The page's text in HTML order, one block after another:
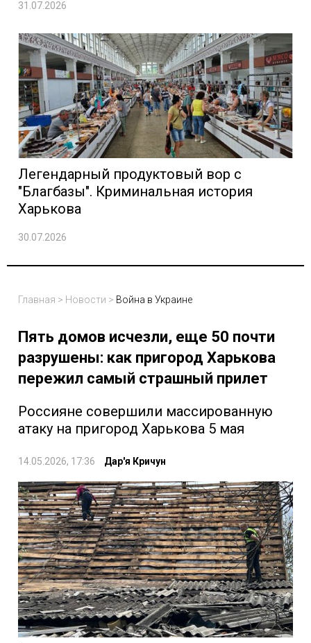
31.07.2026
Легендарный продуктовый вор с
"Благбазы". Криминальная история
Харькова
30.07.2026
Главная > Новости > Война в Украине
Пять домов исчезли, еще 50 почти
разрушены: как пригород Харькова
пережил самый страшный прилет
Россияне совершили массированную
атаку на пригород Харькова 5 мая
14.05.2026, 17:36 Дар'я Кричун